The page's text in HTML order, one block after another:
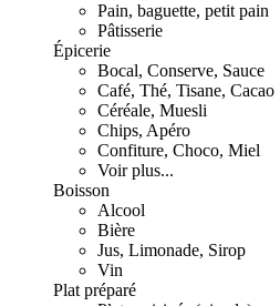
Pain, baguette, petit pain
Pâtisserie
Épicerie
Bocal, Conserve, Sauce
Café, Thé, Tisane, Cacao
Céréale, Muesli
Chips, Apéro
Confiture, Choco, Miel
Voir plus...
Boisson
Alcool
Bière
Jus, Limonade, Sirop
Vin
Plat préparé